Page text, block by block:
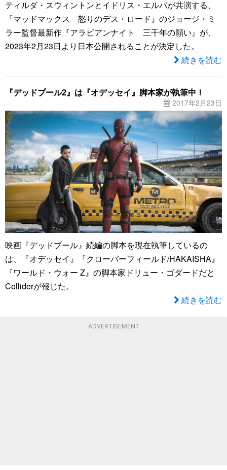
ティルダ・スウィントンとイドリス・エルバが共演する、
『マッドマックス 怒りのデス・ロード』のジョージ・ミ
ラー監督最新作『アラビアンナイト 三千年の願い』が、
2023年2月23日より日本公開されることが決定した。
続きを読む
『デッドプール2』は『オデッセイ』脚本家が執筆中！
2017年2月23日
映画『デッドプール』続編の脚本を現在執筆しているの
は、『オデッセイ』『クローバーフィールド/HAKAISHA』
『ワールド・ウォー Z』の脚本家ドリュー・ゴダードだと
Colliderが報じた。
続きを読む
ADVERTISEMENT